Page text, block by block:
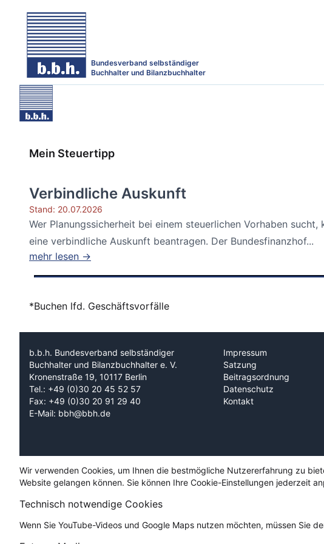
Bundesverband selbständiger
Buchhalter und Bilanzbuchhalter
Mein Steuertipp
Verbindliche Auskunft
Stand: 20.07.2026
Wer Planungssicherheit bei einem steuerlichen Vorhaben sucht,
eine verbindliche Auskunft beantragen. Der Bundesfinanzhof...
mehr lesen →
*Buchen lfd. Geschäftsvorfälle
b.b.h. Bundesverband selbständiger
Buchhalter und Bilanzbuchhalter e. V.
Kronenstraße 19, 10117 Berlin
Tel.: +49 (0)30 20 45 52 57
Fax: +49 (0)30 20 91 29 40
E-Mail: bbh@bbh.de
Impressum
Satzung
Beitragsordnung
Datenschutz
Kontakt
Wir verwenden Cookies, um Ihnen die bestmögliche Nutzererfahrung zu
Website gelangen können. Sie können Ihre Cookie-Einstellungen jederzeit
Technisch notwendige Cookies
Wenn Sie YouTube-Videos und Google Maps nutzen möchten, müssen Sie